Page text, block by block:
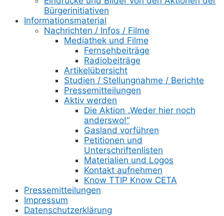
Bürgerinitiativen
Informationsmaterial
Nachrichten / Infos / Filme
Mediathek und Filme
Fernsehbeiträge
Radiobeiträge
Artikelübersicht
Studien / Stellungnahme / Berichte
Pressemitteilungen
Aktiv werden
Die Aktion „Weder hier noch
anderswo!“
Gasland vorführen
Petitionen und
Unterschriftenlisten
Materialien und Logos
Kontakt aufnehmen
Know TTIP Know CETA
Pressemitteilungen
Impressum
Datenschutzerklärung